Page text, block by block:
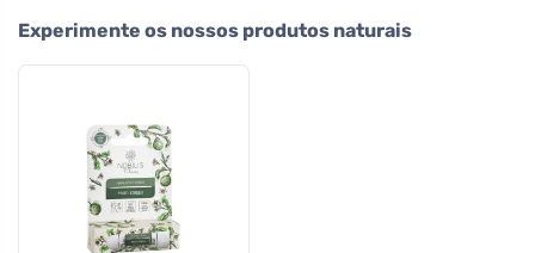
Experimente os nossos produtos naturais